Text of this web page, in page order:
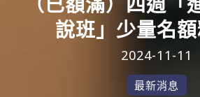
說班」少量名額
2024-11-11
最新消息